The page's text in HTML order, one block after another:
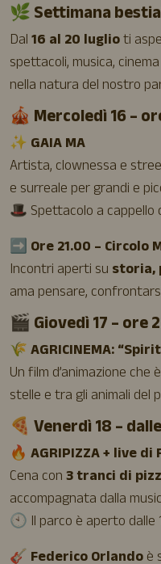
🌿 Settimana
Dal16 al 20 luglioti
spettacoli, musica,
nella natura del nostro
🎪 Mercoledì 16 –
✨ GAIA MA
Artista, clownessa e
e surreale per grandi e
🎩 Spettacolo a cappello
➡️ Ore 21.00 – Circolo
Incontri aperti su storia,
ama pensare,
🎬 Giovedì 17 – ore
🌾AGRICINEMA:
Un film d’animazione
stelle e tra gli animali del
🍕 Venerdì 18 –
🔥 AGRIPIZZA + live
Cena con3 tranci di
accompagnata dalla
🕙 Il parco è aperto dalle
🎸 Federico Orlandoè